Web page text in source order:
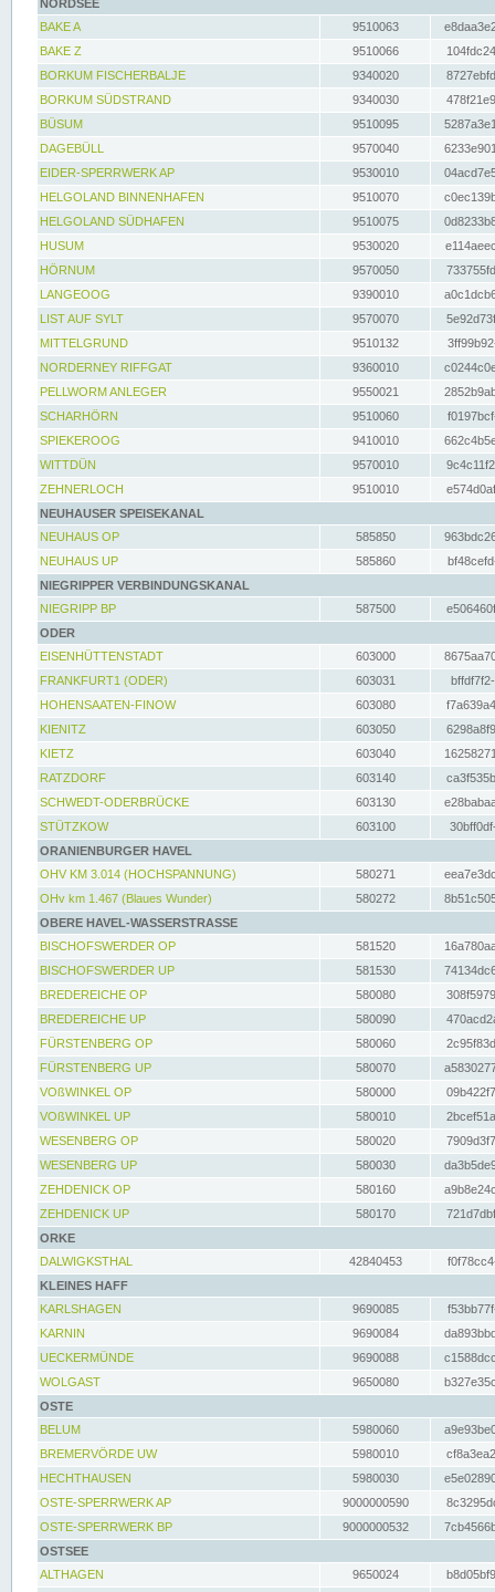
NORDSEE
BAKE A
9510063
BAKE Z
9510066
BORKUM FISCHERBALJE
9340020
BORKUM SÜDSTRAND
9340030
BÜSUM
9510095
DAGEBÜLL
9570040
EIDER-SPERRWERK AP
9530010
HELGOLAND BINNENHAFEN
9510070
HELGOLAND SÜDHAFEN
9510075
HUSUM
9530020
HÖRNUM
9570050
LANGEOOG
9390010
LIST AUF SYLT
9570070
MITTELGRUND
9510132
NORDERNEY RIFFGAT
9360010
PELLWORM ANLEGER
9550021
SCHARHÖRN
9510060
SPIEKEROOG
9410010
WITTDÜN
9570010
ZEHNERLOCH
9510010
NEUHAUSER SPEISEKANAL
NEUHAUS OP
585850
NEUHAUS UP
585860
NIEGRIPPER VERBINDUNGSKANAL
NIEGRIPP BP
587500
ODER
EISENHÜTTENSTADT
603000
FRANKFURT1 (ODER)
603031
HOHENSAATEN-FINOW
603080
KIENITZ
603050
KIETZ
603040
RATZDORF
603140
SCHWEDT-ODERBRÜCKE
603130
STÜTZKOW
603100
ORANIENBURGER HAVEL
OHV KM 3.014 (HOCHSPANNUNG)
580271
OHv km 1.467 (Blaues Wunder)
580272
OBERE HAVEL-WASSERSTRASSE
BISCHOFSWERDER OP
581520
BISCHOFSWERDER UP
581530
BREDEREICHE OP
580080
BREDEREICHE UP
580090
FÜRSTENBERG OP
580060
FÜRSTENBERG UP
580070
VOßWINKEL OP
580000
VOßWINKEL UP
580010
WESENBERG OP
580020
WESENBERG UP
580030
ZEHDENICK OP
580160
ZEHDENICK UP
580170
ORKE
DALWIGKSTHAL
42840453
KLEINES HAFF
KARLSHAGEN
9690085
KARNIN
9690084
UECKERMÜNDE
9690088
WOLGAST
9650080
OSTE
BELUM
5980060
BREMERVÖRDE UW
5980010
HECHTHAUSEN
5980030
OSTE-SPERRWERK AP
9000000590
OSTE-SPERRWERK BP
9000000532
OSTSEE
ALTHAGEN
9650024